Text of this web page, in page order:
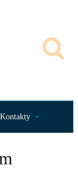
Kontakty